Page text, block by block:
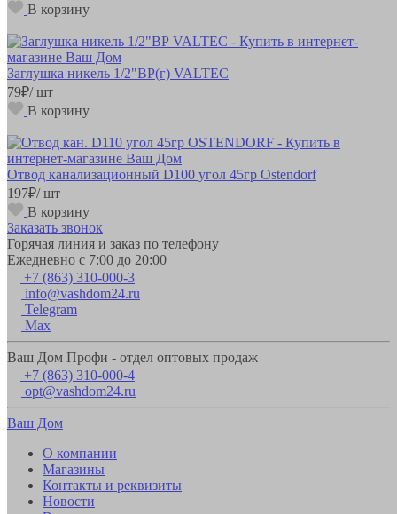
В корзину
Заглушка никель 1/2"ВР(г) VALTEC
79₽/ шт
В корзину
Отвод канализационный D100 угол 45гр Ostendorf
197₽/ шт
В корзину
Заказать звонок
Горячая линия и заказ по телефону
Ежедневно с 7:00 до 20:00
+7 (863) 310-000-3
info@vashdom24.ru
Telegram
Max
Ваш Дом Профи - отдел оптовых продаж
+7 (863) 310-000-4
opt@vashdom24.ru
Ваш Дом
О компании
Магазины
Контакты и реквизиты
Новости